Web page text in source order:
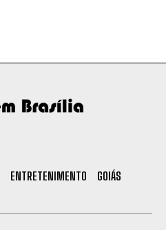
ENTRETENIMENTO
GOIÁS